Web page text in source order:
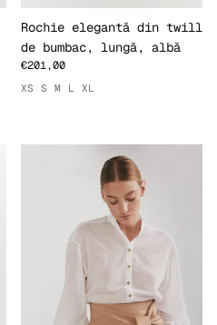
Rochie elegantă din twill
de bumbac, lungă, albă
€201,00
XS S M L XL